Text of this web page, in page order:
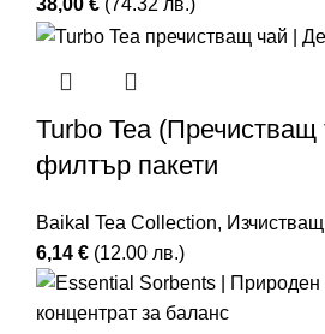
38,00 € (74.32 лв.)
Turbo Tea (Пречистващ
филтър пакети
Baikal Tea Collection,
6,14 € (12.00 лв.)